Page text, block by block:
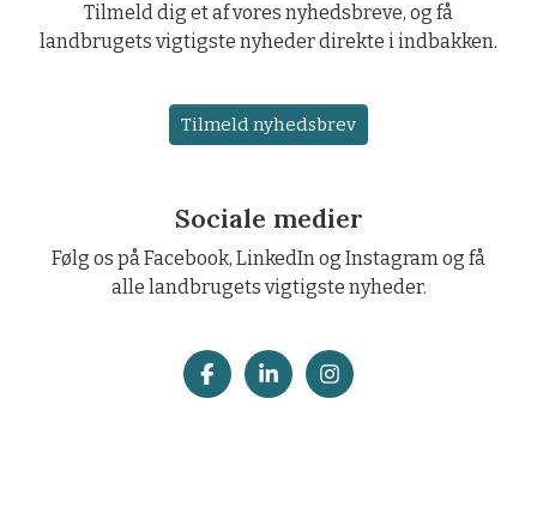
Tilmeld dig et af vores nyhedsbreve, og få
landbrugets vigtigste nyheder direkte i indbakken.
Tilmeld nyhedsbrev
Sociale medier
Følg os på Facebook, LinkedIn og Instagram og få
alle landbrugets vigtigste nyheder.